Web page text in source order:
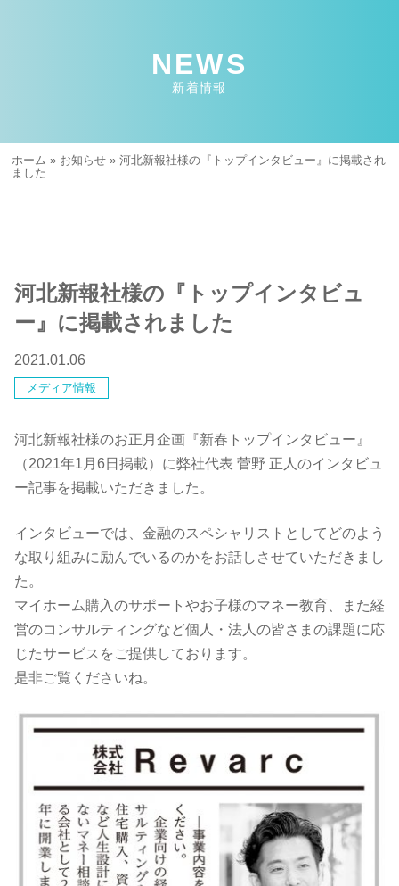
NEWS
新着情報
ホーム » お知らせ» 河北新報社様の『トップインタビュー』に掲載され
ました
河北新報社様の『トップインタビュ
ー』に掲載されました
2021.01.06
メディア情報
河北新報社様のお正月企画『新春トップインタビュー』
（2021年1月6日掲載）に弊社代表 菅野 正人のインタビュ
ー記事を掲載いただきました。
インタビューでは、金融のスペシャリストとしてどのよう
な取り組みに励んでいるのかをお話しさせていただきまし
た。
マイホーム購入のサポートやお子様のマネー教育、また経
営のコンサルティングなど個人・法人の皆さまの課題に応
じたサービスをご提供しております。
是非ご覧くださいね。